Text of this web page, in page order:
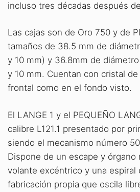
incluso tres décadas después
Las cajas son de Oro 750 y de
tamaños de 38.5 mm de
y 10 mm) y 36.8mm de
y 10 mm. Cuentan con cristal
frontal como en el fondo visto.
El LANGE 1 y el PEQUEÑO
calibre L121.1 presentado por
siendo el mecanismo número
Dispone de un escape y órgano
volante excéntrico y una espiral
fabricación propia que oscila